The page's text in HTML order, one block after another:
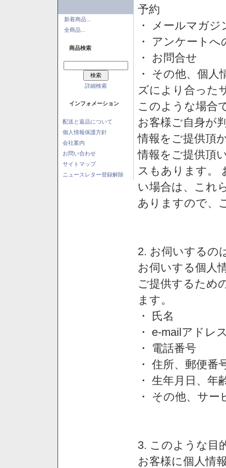
新着商品...
全商品...
商品検索
詳細検索
インフォメーション
配送と返品について
個人情報保護方針
会社案内
お問い合わせ
サイトマップ
ニュースレター登録解除
予約
・ メールマガ
・ アンケートへ
・ お問合せ
・ その他、個
ズにより合った
このような場合
お客様ご自身が
情報をご提供頂
情報をご提供頂
スもあります。
い場合は、これ
ありますので、
2. お伺いするの
お伺いする個人
ご提供するため
ます。
・ 氏名
・ e-mailアドレ
・ 電話番号
・ 住所、郵便番
・ 生年月日、年
・ その他、サ
3. このような目
お客様に個人情